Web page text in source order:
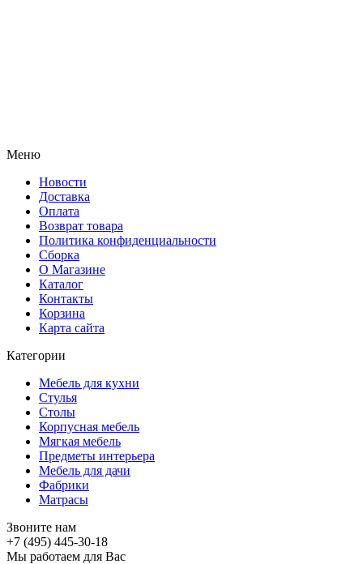
Меню
Новости
Доставка
Оплата
Возврат товара
Политика конфиденциальности
Сборка
О Магазине
Каталог
Контакты
Корзина
Карта сайта
Категории
Мебель для кухни
Стулья
Столы
Корпусная мебель
Мягкая мебель
Предметы интерьера
Мебель для дачи
Фабрики
Матраcы
Звоните нам
+7 (495) 445-30-18
Мы работаем для Вас